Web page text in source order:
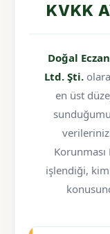
KVKK
Doğal
Ltd. Şti.
en üst
Korunması
işlendiği,
Kategoriler
Genel
Cilt Bakım
Cilt Serumu
Dövme Silme